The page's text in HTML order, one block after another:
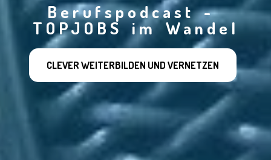
Berufspodcast -
TOPJOBS im Wandel
CLEVER WEITERBILDEN UND VERNETZEN